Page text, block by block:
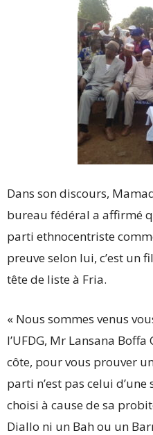
Dans son discours,
bureau fédéral a affirmé
parti ethnocentriste
preuve selon lui, c’est un
tête de liste à Fria.
« Nous sommes venus
l’UFDG, Mr Lansana
côte, pour vous prouver
parti n’est pas celui d’une
choisi à cause de sa
Diallo ni un Bah ou un